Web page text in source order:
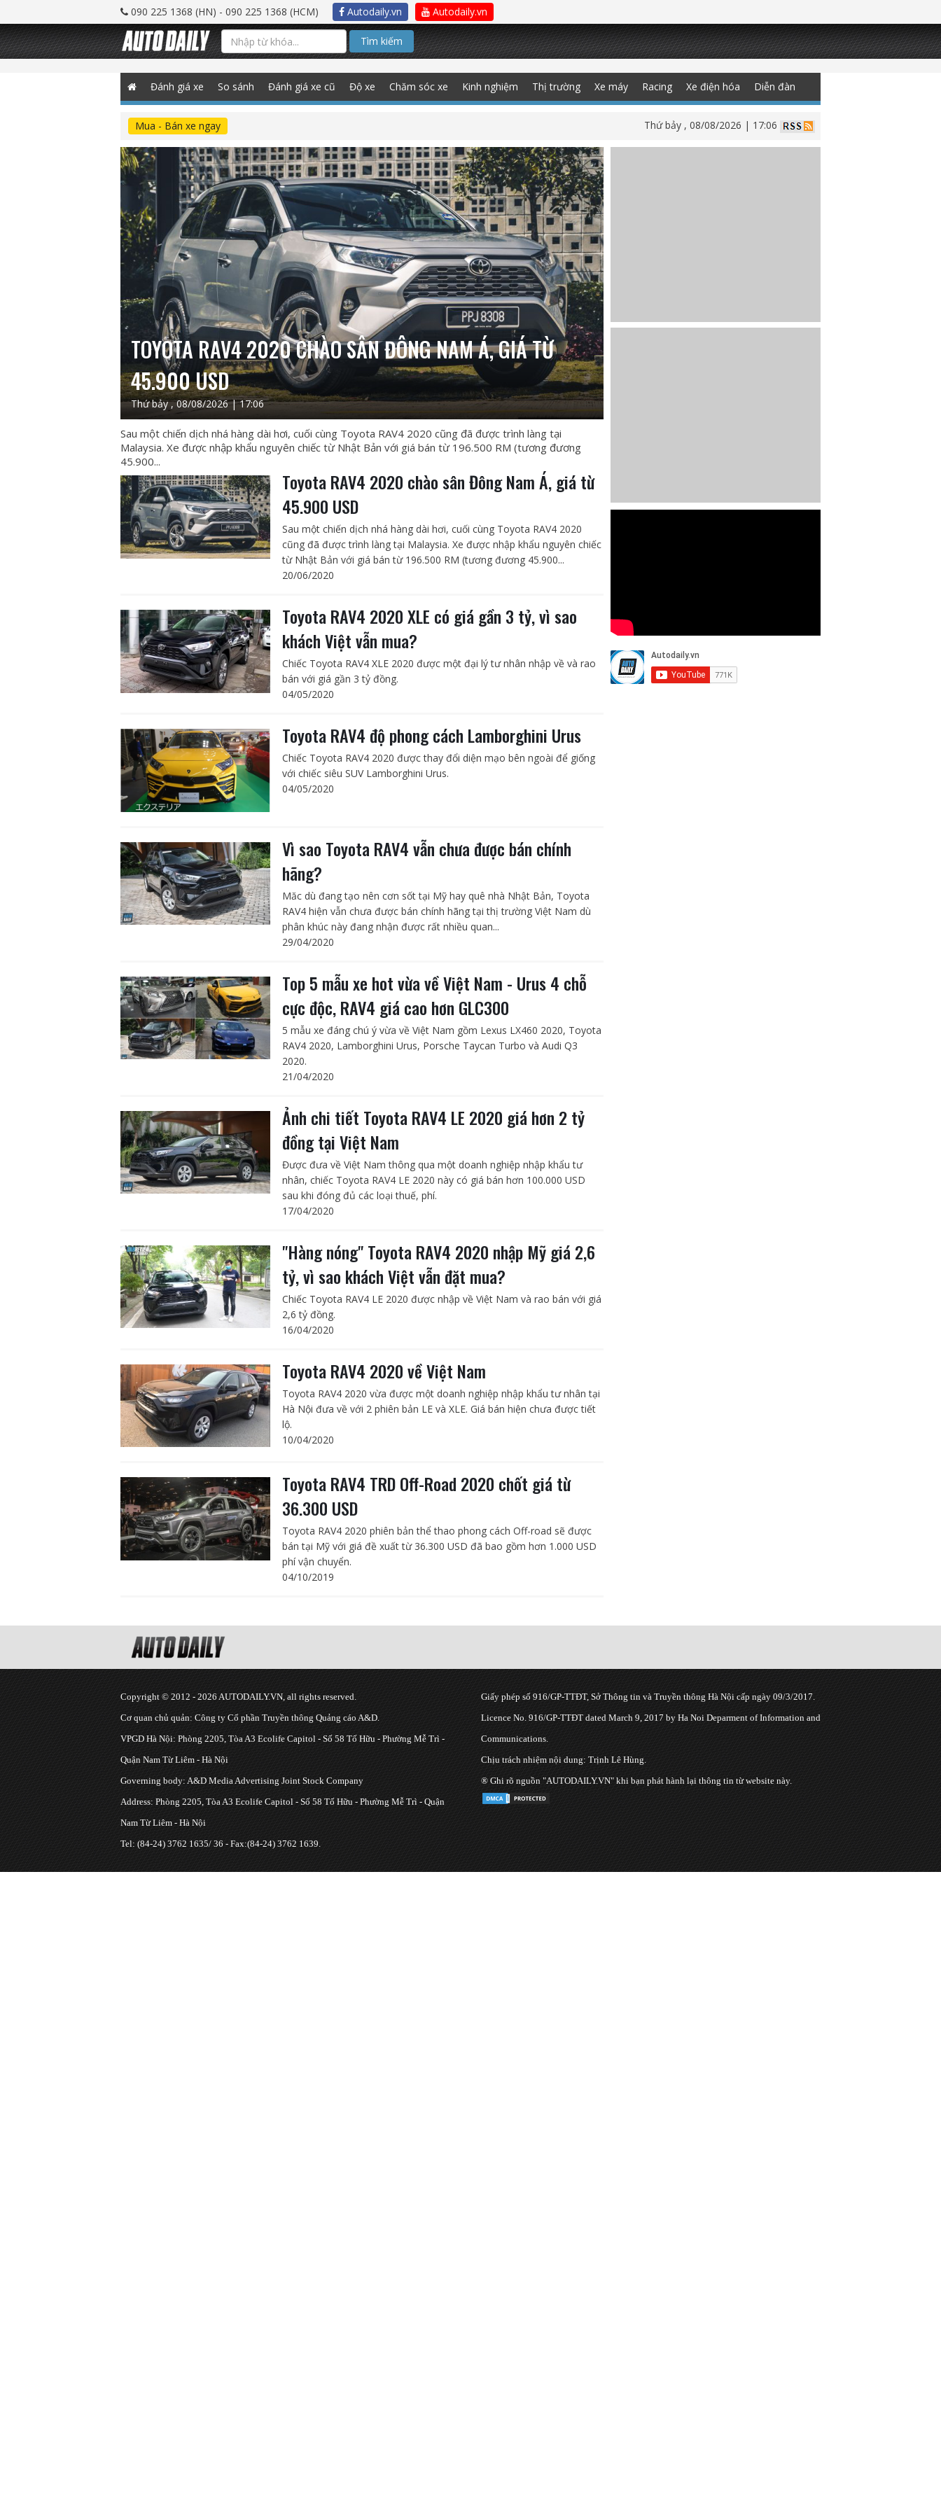
090 225 1368 (HN) - 090 225 1368 (HCM) Autodaily.vn Autodaily.vn
Tìm kiếm
Đánh giá xe So sánh Đánh giá xe cũ Độ xe Chăm sóc xe Kinh nghiệm Thị trường Xe máy Racing Xe điện hóa Diễn đàn
Mua - Bán xe ngay Thứ bảy , 08/08/2026 | 17:06
TOYOTA RAV4 2020 CHÀO SÂN ĐÔNG NAM Á, GIÁ TỪ
45.900 USD
Thứ bảy , 08/08/2026 | 17:06
Sau một chiến dịch nhá hàng dài hơi, cuối cùng Toyota RAV4 2020 cũng đã được trình làng tại
Malaysia. Xe được nhập khẩu nguyên chiếc từ Nhật Bản với giá bán từ 196.500 RM (tương đương
45.900...
Toyota RAV4 2020 chào sân Đông Nam Á, giá từ
45.900 USD
Sau một chiến dịch nhá hàng dài hơi, cuối cùng Toyota RAV4 2020
cũng đã được trình làng tại Malaysia. Xe được nhập khẩu nguyên chiếc
từ Nhật Bản với giá bán từ 196.500 RM (tương đương 45.900...
20/06/2020
Toyota RAV4 2020 XLE có giá gần 3 tỷ, vì sao
khách Việt vẫn mua?
Chiếc Toyota RAV4 XLE 2020 được một đại lý tư nhân nhập về và rao
bán với giá gần 3 tỷ đồng.
04/05/2020
Toyota RAV4 độ phong cách Lamborghini Urus
Chiếc Toyota RAV4 2020 được thay đổi diện mạo bên ngoài để giống
với chiếc siêu SUV Lamborghini Urus.
04/05/2020
Vì sao Toyota RAV4 vẫn chưa được bán chính
hãng?
Măc dù đang tạo nên cơn sốt tại Mỹ hay quê nhà Nhật Bản, Toyota
RAV4 hiện vẫn chưa được bán chính hãng tại thị trường Việt Nam dù
phân khúc này đang nhận được rất nhiều quan...
29/04/2020
Top 5 mẫu xe hot vừa về Việt Nam - Urus 4 chỗ
cực độc, RAV4 giá cao hơn GLC300
5 mẫu xe đáng chú ý vừa về Việt Nam gồm Lexus LX460 2020, Toyota
RAV4 2020, Lamborghini Urus, Porsche Taycan Turbo và Audi Q3
2020.
21/04/2020
Ảnh chi tiết Toyota RAV4 LE 2020 giá hơn 2 tỷ
đồng tại Việt Nam
Được đưa về Việt Nam thông qua một doanh nghiệp nhập khẩu tư
nhân, chiếc Toyota RAV4 LE 2020 này có giá bán hơn 100.000 USD
sau khi đóng đủ các loại thuế, phí.
17/04/2020
"Hàng nóng" Toyota RAV4 2020 nhập Mỹ giá 2,6
tỷ, vì sao khách Việt vẫn đặt mua?
Chiếc Toyota RAV4 LE 2020 được nhập về Việt Nam và rao bán với giá
2,6 tỷ đồng.
16/04/2020
Toyota RAV4 2020 về Việt Nam
Toyota RAV4 2020 vừa được một doanh nghiệp nhập khẩu tư nhân tại
Hà Nội đưa về với 2 phiên bản LE và XLE. Giá bán hiện chưa được tiết
lộ.
10/04/2020
Toyota RAV4 TRD Off-Road 2020 chốt giá từ
36.300 USD
Toyota RAV4 2020 phiên bản thể thao phong cách Off-road sẽ được
bán tại Mỹ với giá đề xuất từ 36.300 USD đã bao gồm hơn 1.000 USD
phí vận chuyển.
04/10/2019
Copyright © 2012 - 2026 AUTODAILY.VN, all rights reserved.
Cơ quan chủ quản: Công ty Cổ phần Truyền thông Quảng cáo A&D.
VPGD Hà Nội: Phòng 2205, Tòa A3 Ecolife Capitol - Số 58 Tố Hữu - Phường Mễ Trì -
Quận Nam Từ Liêm - Hà Nội
Governing body: A&D Media Advertising Joint Stock Company
Address: Phòng 2205, Tòa A3 Ecolife Capitol - Số 58 Tố Hữu - Phường Mễ Trì - Quận
Nam Từ Liêm - Hà Nội
Tel: (84-24) 3762 1635/ 36 - Fax:(84-24) 3762 1639.
Giấy phép số 916/GP-TTĐT, Sở Thông tin và Truyền thông Hà Nội cấp ngày 09/3/2017.
Licence No. 916/GP-TTĐT dated March 9, 2017 by Ha Noi Deparment of Information and
Communications.
Chịu trách nhiệm nội dung: Trịnh Lê Hùng.
® Ghi rõ nguồn "AUTODAILY.VN" khi bạn phát hành lại thông tin từ website này.